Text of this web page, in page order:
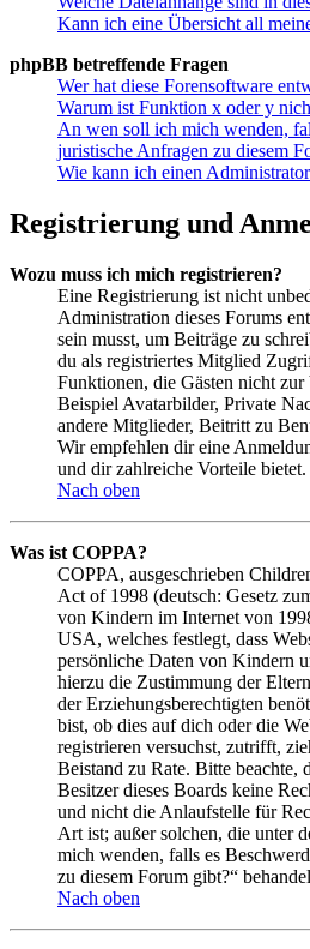
Kann ich eine Übersicht all
phpBB betreffende Fragen
Wer hat diese Forensoftware
Warum ist Funktion x oder y
An wen soll ich mich wenden,
juristische Anfragen zu diesem
Wie kann ich einen
Registrierung und
Wozu muss ich mich registrieren?
Eine Registrierung ist nicht
Administration dieses Forums
sein musst, um Beiträge zu
du als registriertes Mitglied
Funktionen, die Gästen nicht
Beispiel Avatarbilder, Private
andere Mitglieder, Beitritt zu
Wir empfehlen dir eine
und dir zahlreiche Vorteile bietet.
Nach oben
Was ist COPPA?
COPPA, ausgeschrieben
Act of 1998 (deutsch: Gesetz
von Kindern im Internet von
USA, welches festlegt, dass
persönliche Daten von Kindern
hierzu die Zustimmung der
der Erziehungsberechtigten
bist, ob dies auf dich oder die
registrieren versuchst, zutrifft,
Beistand zu Rate. Bitte beachte,
Besitzer dieses Boards keine
und nicht die Anlaufstelle für
Art ist; außer solchen, die unter
mich wenden, falls es
zu diesem Forum gibt?“
Nach oben